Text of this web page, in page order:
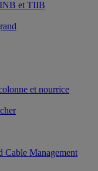
et TIIB
et nourrice
Cable Management